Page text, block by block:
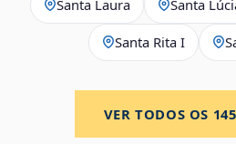
Santa Laura Santa
Santa Rita I
VER TODOS OS 145